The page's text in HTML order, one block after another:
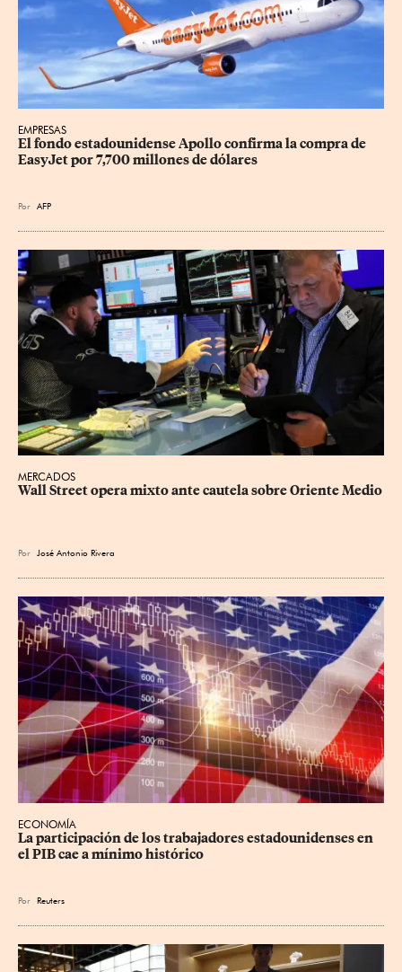
EMPRESAS
El fondo estadounidense Apollo confirma la compra de
EasyJet por 7,700 millones de dólares
Por AFP
MERCADOS
Wall Street opera mixto ante cautela sobre Oriente Medio
Por José Antonio Rivera
ECONOMÍA
La participación de los trabajadores estadounidenses en
el PIB cae a mínimo histórico
Por Reuters